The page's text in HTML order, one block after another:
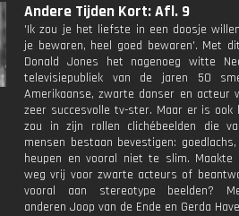
Andere Tijden Kort: Afl. 9
'Ik zou je het liefste in een doosje
je bewaren, heel goed bewaren'. Met
Donald Jones het nagenoeg witte
televisiepubliek van de jaren 50
Amerikaanse, zwarte danser en acteur
zeer succesvolle tv-ster. Maar er is ook
zou in zijn rollen clichébeelden die
mensen bestaan bevestigen:
heupen en vooral niet te slim. Maakte
weg vrij voor zwarte acteurs of
vooral aan stereotype beelden?
anderen Joop van de Ende en Gerda